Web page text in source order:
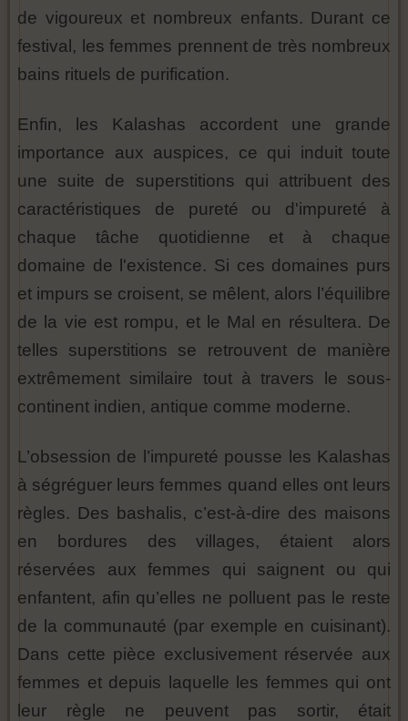
de vigoureux et nombreux enfants. Durant ce
festival, les femmes prennent de très nombreux
bains rituels de purification.
Enfin, les Kalashas accordent une grande
importance aux auspices, ce qui induit toute
une suite de superstitions qui attribuent des
caractéristiques de pureté ou d'impureté à
chaque tâche quotidienne et à chaque
domaine de l'existence. Si ces domaines purs
et impurs se croisent, se mêlent, alors l’équilibre
de la vie est rompu, et le Mal en résultera. De
telles superstitions se retrouvent de manière
extrêmement similaire tout à travers le sous-
continent indien, antique comme moderne.
L’obsession de l’impureté pousse les Kalashas
à ségréguer leurs femmes quand elles ont leurs
règles. Des bashalis, c’est-à-dire des maisons
en bordures des villages, étaient alors
réservées aux femmes qui saignent ou qui
enfantent, afin qu’elles ne polluent pas le reste
de la communauté (par exemple en cuisinant).
Dans cette pièce exclusivement réservée aux
femmes et depuis laquelle les femmes qui ont
leur règle ne peuvent pas sortir, était